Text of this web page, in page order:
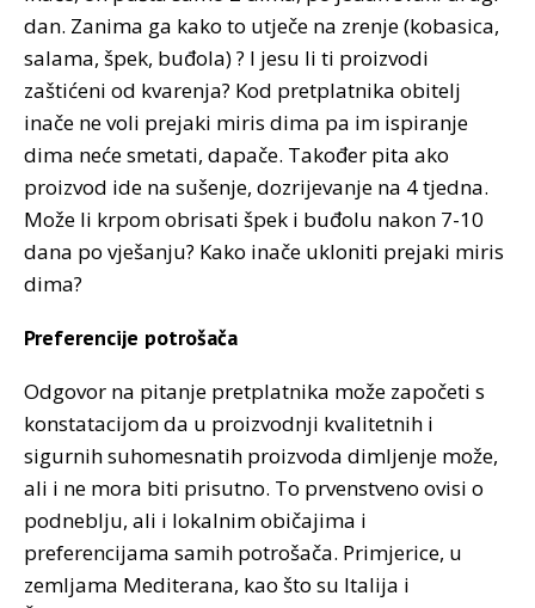
dan. Zanima ga kako to utječe na zrenje (kobasica,
salama, špek, buđola) ? I jesu li ti proizvodi
zaštićeni od kvarenja? Kod pretplatnika obitelj
inače ne voli prejaki miris dima pa im ispiranje
dima neće smetati, dapače. Također pita ako
proizvod ide na sušenje, dozrijevanje na 4 tjedna.
Može li krpom obrisati špek i buđolu nakon 7-10
dana po vješanju? Kako inače ukloniti prejaki miris
dima?
Preferencije potrošača
Odgovor na pitanje pretplatnika može započeti s
konstatacijom da u proizvodnji kvalitetnih i
sigurnih suhomesnatih proizvoda dimljenje može,
ali i ne mora biti prisutno. To prvenstveno ovisi o
podneblju, ali i lokalnim običajima i
preferencijama samih potrošača. Primjerice, u
zemljama Mediterana, kao što su Italija i